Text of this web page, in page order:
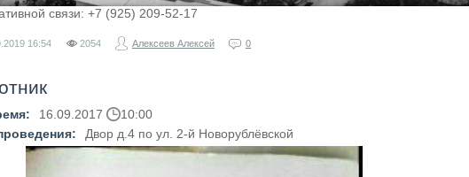
связи: +7 (925) 209-52-17
16:54 2054 Алексеев Алексей 0
16.09.2017
10:00
Двор д.4 по ул. 2-й Новорублёвской